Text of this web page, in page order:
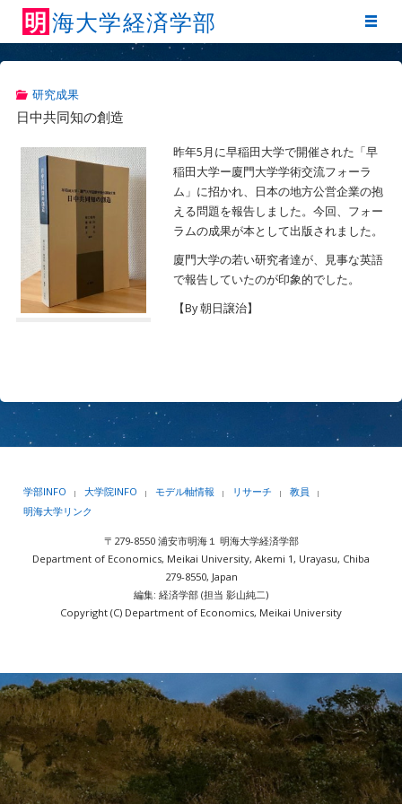
明 海大学経済学部
研究成果
日中共同知の創造
昨年5月に早稲田大学で開催された「早
稲田大学ー廈門大学学術交流フォーラ
ム」に招かれ、日本の地方公営企業の抱
える問題を報告しました。今回、フォー
ラムの成果が本として出版されました。
廈門大学の若い研究者達が、見事な英語
で報告していたのが印象的でした。
【By 朝日譲治】
学部INFO | 大学院INFO | モデル軸情報 | リサーチ | 教員 |
明海大学リンク
〒279-8550 浦安市明海１ 明海大学経済学部
Department of Economics, Meikai University, Akemi 1, Urayasu, Chiba
279-8550, Japan
編集: 経済学部 (担当 影山純二)
Copyright (C) Department of Economics, Meikai University